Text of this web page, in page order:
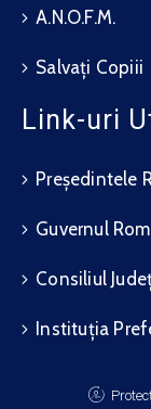
A.N.O.F.M.
Salvați Copiii
Link-uri
Președintele
Guvernul
Consiliul
Instituția